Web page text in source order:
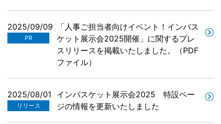
2025/09/09
PR
「人事ご担当者向けイベント！インバス
ケット展示会2025開催」に関するプレ
スリリースを掲載いたしました。（PDF
ファイル）
2025/08/01
リリース
インバスケット展示会2025 特設ペー
ジの情報を更新いたしました